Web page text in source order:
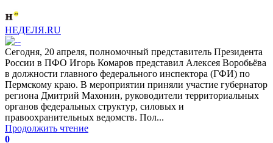
НЕДЕЛЯ.RU
Сегодня, 20 апреля, полномочный представитель Президента
России в ПФО Игорь Комаров представил Алексея Воробьёва
в должности главного федерального инспектора (ГФИ) по
Пермскому краю. В мероприятии приняли участие губернатор
региона Дмитрий Махонин, руководители территориальных
органов федеральных структур, силовых и
правоохранительных ведомств. Пол...
Продолжить чтение
0